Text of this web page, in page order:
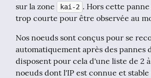
sur la zone
kai-2 . Hors cette panne
trop courte pour être observée au
Nos noeuds sont conçus pour se
automatiquement après des pannes
disposent pour cela d'une liste de 2
noeuds dont l'IP est connue et stable